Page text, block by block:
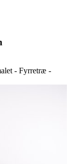
- Fyrretræ -